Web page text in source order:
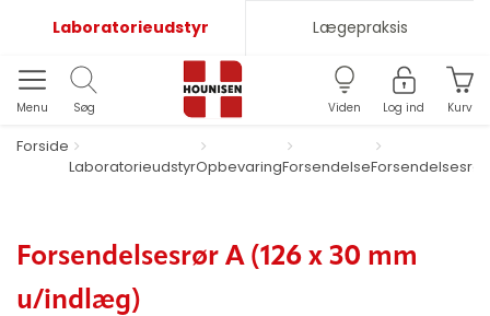
Laboratorieudstyr Lægepraksis
Menu Søg Viden Log ind Kurv
Forside
LaboratorieudstyrOpbevaringForsendelseForsendelsesrør
Forsendelsesrør A (126 x 30 mm
u/indlæg)